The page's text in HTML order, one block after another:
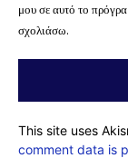
μου σε αυτό το
σχολιάσω.
This site uses
comment data is